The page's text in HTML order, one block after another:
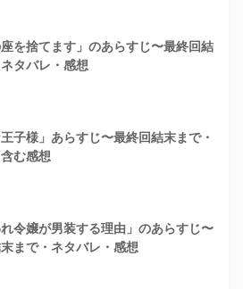
座を捨てます」のあらすじ〜最終回結
タバレ・感想
王子様」あらすじ〜最終回結末まで・
む感想
れ令嬢が男装する理由」のあらすじ〜
まで・ネタバレ・感想